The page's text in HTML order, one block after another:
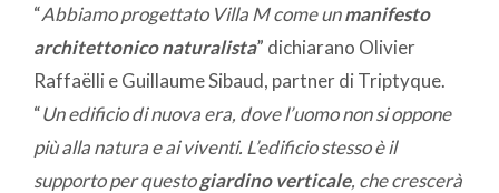
“Abbiamo progettato Villa M come unmanifesto
architettonico naturalista” dichiarano Olivier
Raffaëlli e Guillaume Sibaud, partner di Triptyque.
“Un edificio di nuova era, dove l’uomo non si oppone
più alla natura e ai viventi. L’edificio stesso è il
supporto per questogiardino verticale, che crescerà